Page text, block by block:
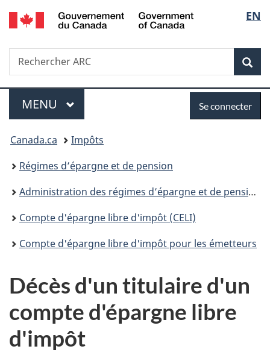
Passer
au
Passer
à
du
Passer
à
simplifiée
de
la
EN
Recherche
Rechercher
ARC
Menu
MENU PRINCIPAL
connecter
Se connecter
Vous
êtes
ici :
Canada.ca
Impôts
Régimes d’épargne et de pension
Administration des régimes d’épargne et de pension
Compte d'épargne libre d'impôt (CELI)
Compte d'épargne libre d'impôt pour les émetteurs
Décès d'un titulaire d'un
compte d'épargne libre
d'impôt